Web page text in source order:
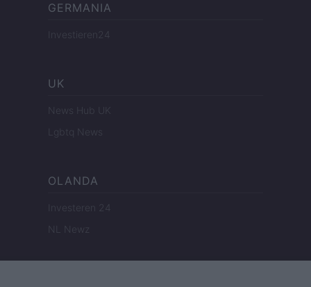
GERMANIA
Investieren24
UK
News Hub UK
Lgbtq News
OLANDA
Investeren 24
NL Newz